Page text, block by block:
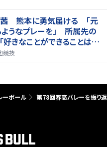
口茜 熊本に勇気届ける 「元
うなプレーを」 所属先の
きなことができることは当
競技
ーボール 第78回春高バレーを振り返